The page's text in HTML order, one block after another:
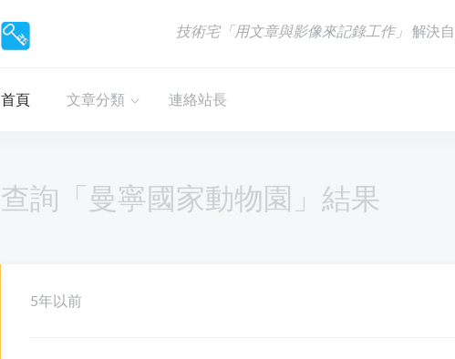
技術宅「用文章與影像來記錄工作」 解決
首頁 文章分類 連絡站長
查詢「曼寧國家動物園」結果
5年以前